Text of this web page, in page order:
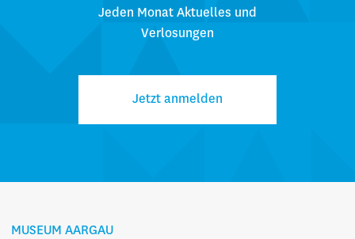
Jeden Monat Aktuelles und
Verlosungen
Jetzt anmelden
MUSEUM AARGAU